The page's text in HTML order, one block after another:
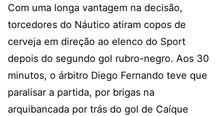
Com uma longa vantagem na decisão,
torcedores do Náutico atiram copos de
cerveja em direção ao elenco do Sport
depois do segundo gol rubro-negro. Aos 30
minutos, o árbitro Diego Fernando teve que
paralisar a partida, por brigas na
arquibancada por trás do gol de Caíque